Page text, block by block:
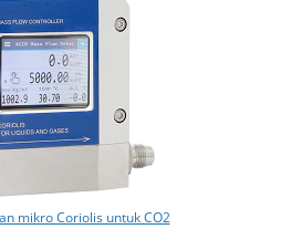
mikro Coriolis untuk CO2